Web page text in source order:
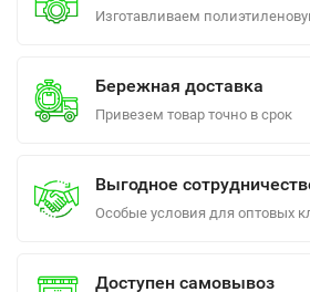
Изготавливаем
Бережная доставка
Привезем товар точно в срок
Выгодное
Особые условия для оптовых
Доступен самовывоз